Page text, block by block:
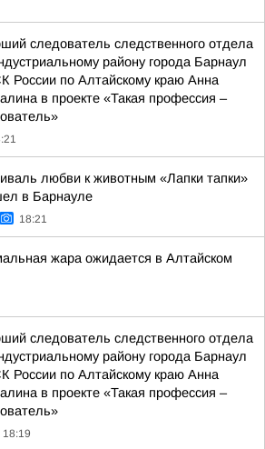
следователь следственного отдела
району города Барнаул
России по Алтайскому краю Анна
в проекте «Такая профессия –
любви к животным «Лапки тапки»
в Барнауле
18:21
жара ожидается в Алтайском
следователь следственного отдела
району города Барнаул
России по Алтайскому краю Анна
в проекте «Такая профессия –
18:19